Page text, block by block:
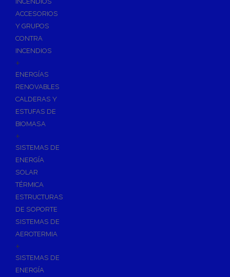
ACCESORIOS
Y GRUPOS
CONTRA
INCENDIOS
+
ENERGÍAS
RENOVABLES
CALDERAS Y
ESTUFAS DE
BIOMASA
+
SISTEMAS DE
ENERGÍA
SOLAR
TÉRMICA
ESTRUCTURAS
DE SOPORTE
SISTEMAS DE
AEROTERMIA
+
SISTEMAS DE
ENERGÍA